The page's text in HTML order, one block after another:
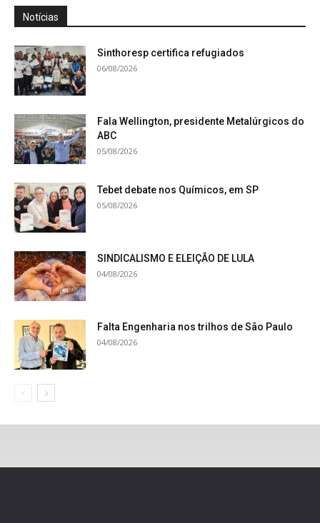
Notícias
Sinthoresp certifica refugiados
06/08/2026
Fala Wellington, presidente Metalúrgicos do
ABC
05/08/2026
Tebet debate nos Químicos, em SP
05/08/2026
SINDICALISMO E ELEIÇÃO DE LULA
04/08/2026
Falta Engenharia nos trilhos de São Paulo
04/08/2026